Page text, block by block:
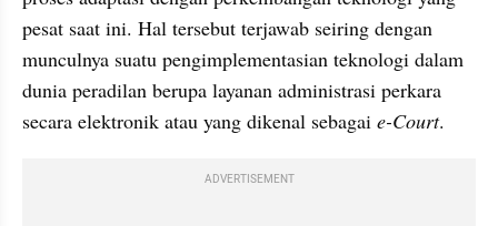
pesat saat ini. Hal tersebut terjawab seiring dengan
munculnya suatu pengimplementasian teknologi dalam
dunia peradilan berupa layanan administrasi perkara
secara elektronik atau yang dikenal sebagai e-Court.
ADVERTISEMENT